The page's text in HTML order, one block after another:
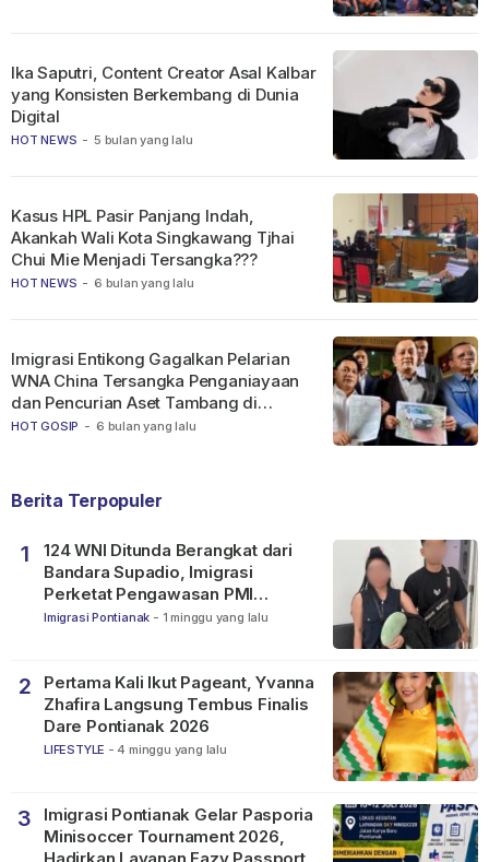
HOT NEWS - 5 bulan yang lalu
Ika Saputri, Content Creator Asal Kalbar
yang Konsisten Berkembang di Dunia
Digital
HOT NEWS - 6 bulan yang lalu
Kasus HPL Pasir Panjang Indah,
Akankah Wali Kota Singkawang Tjhai
Chui Mie Menjadi Tersangka???
HOT GOSIP - 6 bulan yang lalu
Imigrasi Entikong Gagalkan Pelarian
WNA China Tersangka Penganiayaan
dan Pencurian Aset Tambang di
Ketapang
Berita Terpopuler
1
124 WNI Ditunda Berangkat dari
Bandara Supadio, Imigrasi
Perketat Pengawasan PMI
Nonprosedural
Imigrasi Pontianak - 1 minggu yang lalu
2
Pertama Kali Ikut Pageant, Yvanna
Zhafira Langsung Tembus Finalis
Dare Pontianak 2026
LIFESTYLE - 4 minggu yang lalu
3
Imigrasi Pontianak Gelar Pasporia
Minisoccer Tournament 2026,
Hadirkan Layanan Eazy Passport